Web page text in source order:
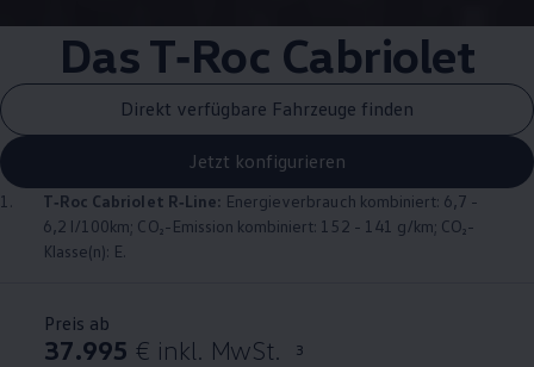
DasT‑Roc Cabriolet
Direkt verfügbare Fahrzeuge finden
Jetzt konfigurieren
1. T‑Roc Cabriolet R‑Line: Energieverbrauch kombiniert: 6,7 -
6,2 l/100km; CO₂-Emission kombiniert: 152 - 141 g/km; CO₂-
Klasse(n): E.
Preis ab
37.995 € inkl. MwSt. 3